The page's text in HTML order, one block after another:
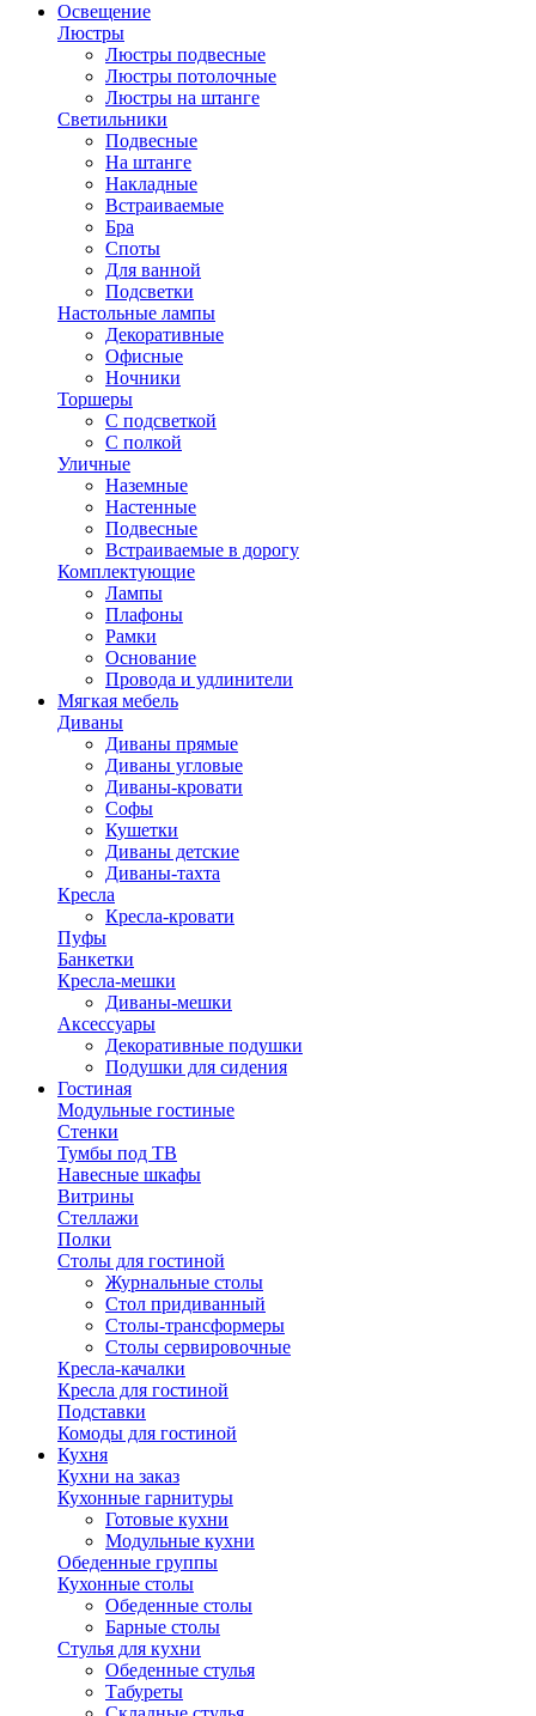
Освещение
Люстры
Люстры подвесные
Люстры потолочные
Люстры на штанге
Светильники
Подвесные
На штанге
Накладные
Встраиваемые
Бра
Споты
Для ванной
Подсветки
Настольные лампы
Декоративные
Офисные
Ночники
Торшеры
С подсветкой
С полкой
Уличные
Наземные
Настенные
Подвесные
Встраиваемые в дорогу
Комплектующие
Лампы
Плафоны
Рамки
Основание
Провода и удлинители
Мягкая мебель
Диваны
Диваны прямые
Диваны угловые
Диваны-кровати
Софы
Кушетки
Диваны детские
Диваны-тахта
Кресла
Кресла-кровати
Пуфы
Банкетки
Кресла-мешки
Диваны-мешки
Аксессуары
Декоративные подушки
Подушки для сидения
Гостиная
Модульные гостиные
Стенки
Тумбы под ТВ
Навесные шкафы
Витрины
Стеллажи
Полки
Столы для гостиной
Журнальные столы
Стол придиванный
Столы-трансформеры
Столы сервировочные
Кресла-качалки
Кресла для гостиной
Подставки
Комоды для гостиной
Кухня
Кухни на заказ
Кухонные гарнитуры
Готовые кухни
Модульные кухни
Обеденные группы
Кухонные столы
Обеденные столы
Барные столы
Стулья для кухни
Обеденные стулья
Табуреты